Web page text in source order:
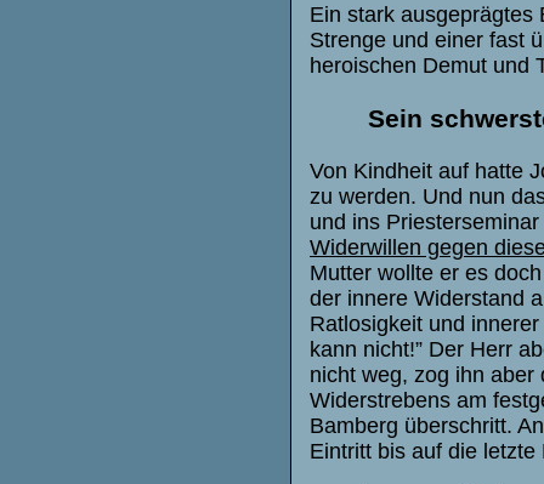
Ein stark ausgeprägtes
Strenge und einer fast
heroischen Demut und
Sein
Von Kindheit auf hatte
zu werden. Und nun
und ins
Widerwillen gegen
Mutter wollte er es
der innere Widerstand
Ratlosigkeit und
kann nicht!” Der Herr
nicht weg, zog ihn
Widerstrebens am
Bamberg überschritt.
Eintritt bis auf die